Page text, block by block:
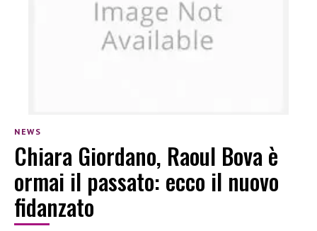
NEWS
Chiara Giordano, Raoul Bova è
ormai il passato: ecco il nuovo
fidanzato